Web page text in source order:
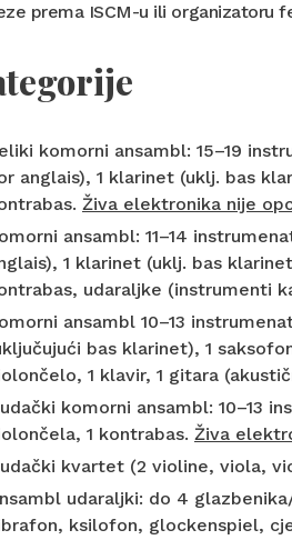
prema ISCM-u ili organizatoru
komorni ansambl: 15–19
anglais), 1 klarinet (uklj. bas
Živa elektronika nije
ansambl: 11–14
1 klarinet (uklj. bas
udaraljke (instrumenti
ansambl 10–13
bas klarinet), 1
1 klavir, 1 gitara
komorni ansambl: 10–13
1 kontrabas. Živa
kvartet (2 violine, viola,
udaraljki: do 4
ksilofon, glockenspiel,